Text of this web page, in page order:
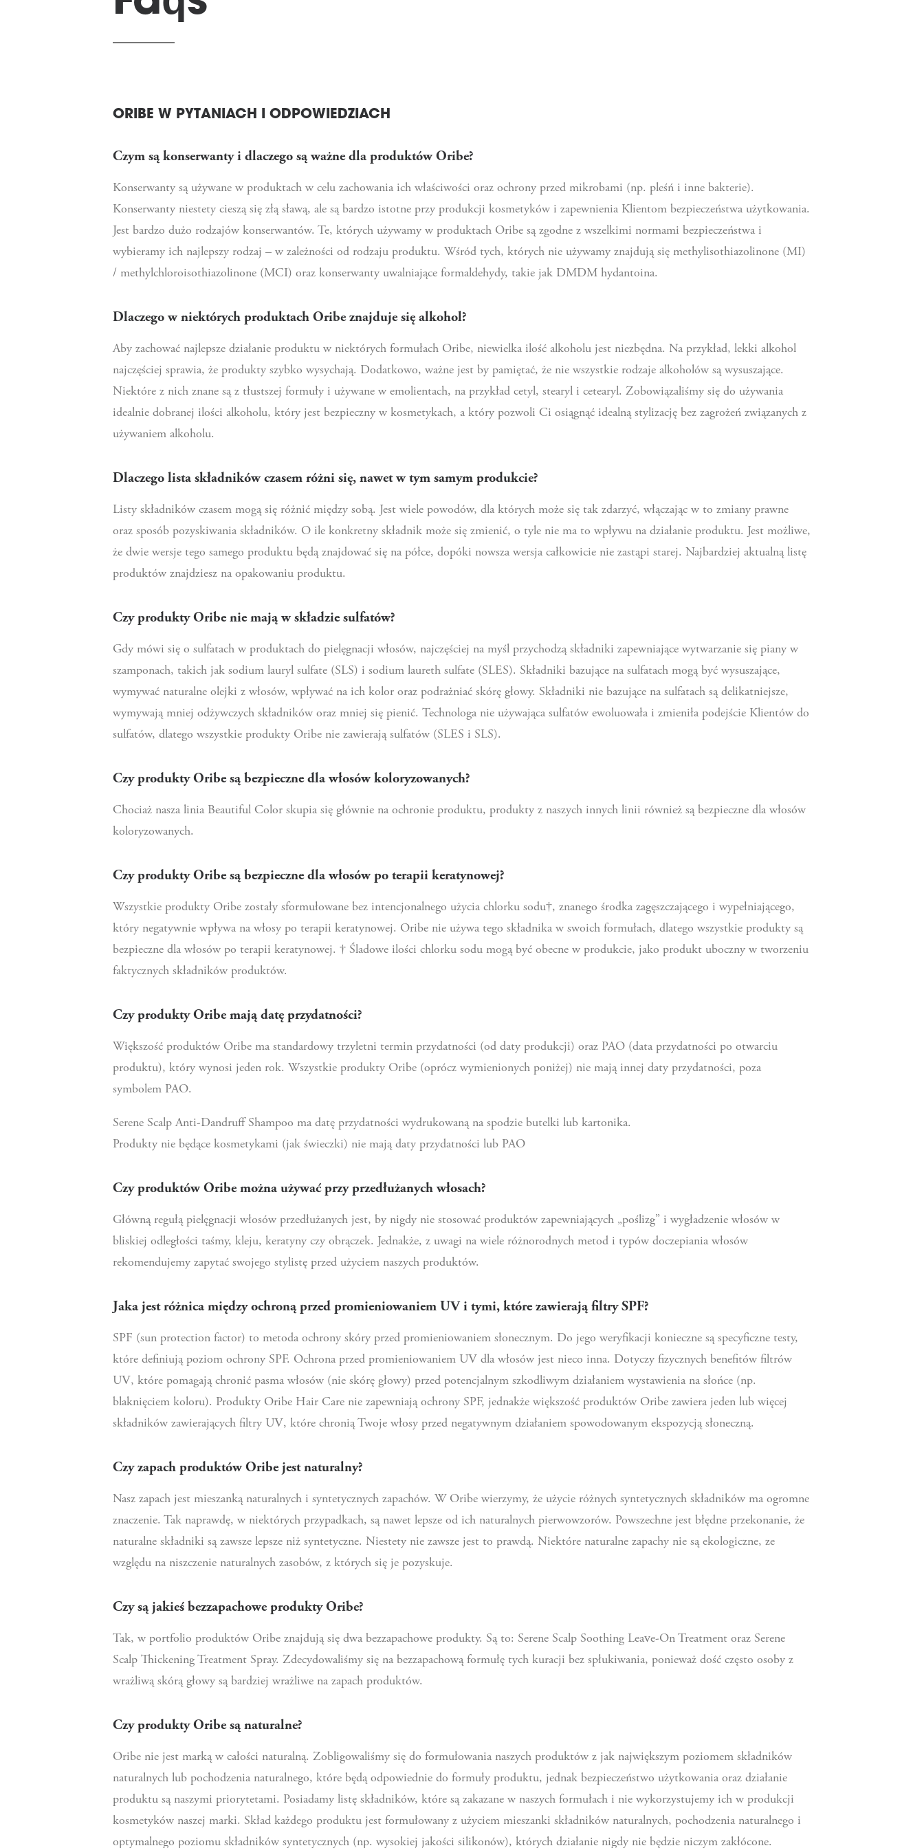
ORIBE W PYTANIACH I ODPOWIEDZIACH
Czym są konserwanty i dlaczego są ważne dla produktów Oribe?
Konserwanty są używane w produktach w celu zachowania ich właściwości oraz ochrony przed mikrobami (np. pleśń i inne bakterie).
Konserwanty niestety cieszą się złą sławą, ale są bardzo istotne przy produkcji kosmetyków i zapewnienia Klientom bezpieczeństwa użytkowania.
Jest bardzo dużo rodzajów konserwantów. Te, których używamy w produktach Oribe są zgodne z wszelkimi normami bezpieczeństwa i
wybieramy ich najlepszy rodzaj – w zależności od rodzaju produktu. Wśród tych, których nie używamy znajdują się methylisothiazolinone (MI)
/ methylchloroisothiazolinone (MCI) oraz konserwanty uwalniające formaldehydy, takie jak DMDM hydantoina.
Dlaczego w niektórych produktach Oribe znajduje się alkohol?
Aby zachować najlepsze działanie produktu w niektórych formułach Oribe, niewielka ilość alkoholu jest niezbędna. Na przykład, lekki alkohol
najczęściej sprawia, że produkty szybko wysychają. Dodatkowo, ważne jest by pamiętać, że nie wszystkie rodzaje alkoholów są wysuszające.
Niektóre z nich znane są z tłustszej formuły i używane w emolientach, na przykład cetyl, stearyl i cetearyl. Zobowiązaliśmy się do używania
idealnie dobranej ilości alkoholu, który jest bezpieczny w kosmetykach, a który pozwoli Ci osiągnąć idealną stylizację bez zagrożeń związanych z
używaniem alkoholu.
Dlaczego lista składników czasem różni się, nawet w tym samym produkcie?
Listy składników czasem mogą się różnić między sobą. Jest wiele powodów, dla których może się tak zdarzyć, włączając w to zmiany prawne
oraz sposób pozyskiwania składników. O ile konkretny składnik może się zmienić, o tyle nie ma to wpływu na działanie produktu. Jest możliwe,
że dwie wersje tego samego produktu będą znajdować się na półce, dopóki nowsza wersja całkowicie nie zastąpi starej. Najbardziej aktualną listę
produktów znajdziesz na opakowaniu produktu.
Czy produkty Oribe nie mają w składzie sulfatów?
Gdy mówi się o sulfatach w produktach do pielęgnacji włosów, najczęściej na myśl przychodzą składniki zapewniające wytwarzanie się piany w
szamponach, takich jak sodium lauryl sulfate (SLS) i sodium laureth sulfate (SLES). Składniki bazujące na sulfatach mogą być wysuszające,
wymywać naturalne olejki z włosów, wpływać na ich kolor oraz podrażniać skórę głowy. Składniki nie bazujące na sulfatach są delikatniejsze,
wymywają mniej odżywczych składników oraz mniej się pienić. Technologa nie używająca sulfatów ewoluowała i zmieniła podejście Klientów do
sulfatów, dlatego wszystkie produkty Oribe nie zawierają sulfatów (SLES i SLS).
Czy produkty Oribe są bezpieczne dla włosów koloryzowanych?
Chociaż nasza linia Beautiful Color skupia się głównie na ochronie produktu, produkty z naszych innych linii również są bezpieczne dla włosów
koloryzowanych.
Czy produkty Oribe są bezpieczne dla włosów po terapii keratynowej?
Wszystkie produkty Oribe zostały sformułowane bez intencjonalnego użycia chlorku sodu†, znanego środka zagęszczającego i wypełniającego,
który negatywnie wpływa na włosy po terapii keratynowej. Oribe nie używa tego składnika w swoich formułach, dlatego wszystkie produkty są
bezpieczne dla włosów po terapii keratynowej. † Śladowe ilości chlorku sodu mogą być obecne w produkcie, jako produkt uboczny w tworzeniu
faktycznych składników produktów.
Czy produkty Oribe mają datę przydatności?
Większość produktów Oribe ma standardowy trzyletni termin przydatności (od daty produkcji) oraz PAO (data przydatności po otwarciu
produktu), który wynosi jeden rok. Wszystkie produkty Oribe (oprócz wymienionych poniżej) nie mają innej daty przydatności, poza
symbolem PAO.
Serene Scalp Anti-Dandruff Shampoo ma datę przydatności wydrukowaną na spodzie butelki lub kartonika.
Produkty nie będące kosmetykami (jak świeczki) nie mają daty przydatności lub PAO
Czy produktów Oribe można używać przy przedłużanych włosach?
Główną regułą pielęgnacji włosów przedłużanych jest, by nigdy nie stosować produktów zapewniających „poślizg” i wygładzenie włosów w
bliskiej odległości taśmy, kleju, keratyny czy obrączek. Jednakże, z uwagi na wiele różnorodnych metod i typów doczepiania włosów
rekomendujemy zapytać swojego stylistę przed użyciem naszych produktów.
Jaka jest różnica między ochroną przed promieniowaniem UV i tymi, które zawierają filtry SPF?
SPF (sun protection factor) to metoda ochrony skóry przed promieniowaniem słonecznym. Do jego weryfikacji konieczne są specyficzne testy,
które definiują poziom ochrony SPF. Ochrona przed promieniowaniem UV dla włosów jest nieco inna. Dotyczy fizycznych benefitów filtrów
UV, które pomagają chronić pasma włosów (nie skórę głowy) przed potencjalnym szkodliwym działaniem wystawienia na słońce (np.
blaknięciem koloru). Produkty Oribe Hair Care nie zapewniają ochrony SPF, jednakże większość produktów Oribe zawiera jeden lub więcej
składników zawierających filtry UV, które chronią Twoje włosy przed negatywnym działaniem spowodowanym ekspozycją słoneczną.
Czy zapach produktów Oribe jest naturalny?
Nasz zapach jest mieszanką naturalnych i syntetycznych zapachów. W Oribe wierzymy, że użycie różnych syntetycznych składników ma ogromne
znaczenie. Tak naprawdę, w niektórych przypadkach, są nawet lepsze od ich naturalnych pierwowzorów. Powszechne jest błędne przekonanie, że
naturalne składniki są zawsze lepsze niż syntetyczne. Niestety nie zawsze jest to prawdą. Niektóre naturalne zapachy nie są ekologiczne, ze
względu na niszczenie naturalnych zasobów, z których się je pozyskuje.
Czy są jakieś bezzapachowe produkty Oribe?
Tak, w portfolio produktów Oribe znajdują się dwa bezzapachowe produkty. Są to: Serene Scalp Soothing Leave-On Treatment oraz Serene
Scalp Thickening Treatment Spray. Zdecydowaliśmy się na bezzapachową formułę tych kuracji bez spłukiwania, ponieważ dość często osoby z
wrażliwą skórą głowy są bardziej wrażliwe na zapach produktów.
Czy produkty Oribe są naturalne?
Oribe nie jest marką w całości naturalną. Zobligowaliśmy się do formułowania naszych produktów z jak największym poziomem składników
naturalnych lub pochodzenia naturalnego, które będą odpowiednie do formuły produktu, jednak bezpieczeństwo użytkowania oraz działanie
produktu są naszymi priorytetami. Posiadamy listę składników, które są zakazane w naszych formułach i nie wykorzystujemy ich w produkcji
kosmetyków naszej marki. Skład każdego produktu jest formułowany z użyciem mieszanki składników naturalnych, pochodzenia naturalnego i
optymalnego poziomu składników syntetycznych (np. wysokiej jakości silikonów), których działanie nigdy nie będzie niczym zakłócone.